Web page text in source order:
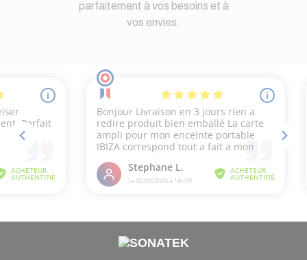
parfaitement à vos besoins et à
vos envies.